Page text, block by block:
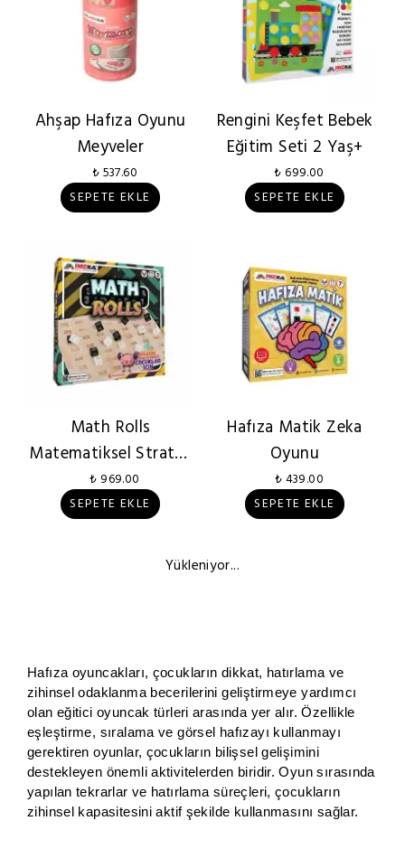
Ahşap Hafıza Oyunu
Meyveler
₺ 537.60
SEPETE EKLE
Rengini Keşfet Bebek
Eğitim Seti 2 Yaş+
₺ 699.00
SEPETE EKLE
Math Rolls
Matematiksel Strateji
Oyunu
₺ 969.00
SEPETE EKLE
Hafıza Matik Zeka
Oyunu
₺ 439.00
SEPETE EKLE
Yükleniyor...
Hafıza oyuncakları, çocukların dikkat, hatırlama ve
zihinsel odaklanma becerilerini geliştirmeye yardımcı
olan eğitici oyuncak türleri arasında yer alır. Özellikle
eşleştirme, sıralama ve görsel hafızayı kullanmayı
gerektiren oyunlar, çocukların bilişsel gelişimini
destekleyen önemli aktivitelerden biridir. Oyun sırasında
yapılan tekrarlar ve hatırlama süreçleri, çocukların
zihinsel kapasitesini aktif şekilde kullanmasını sağlar.